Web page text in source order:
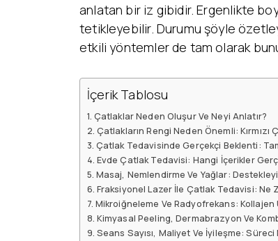
anlatan bir iz gibidir. Ergenlikte boy
tetikleyebilir. Durumu şöyle
etkili yöntemler de tam olarak
İçerik Tablosu
Çatlaklar Neden Oluşur Ve Neyi Anlatır?
Çatlakların Rengi Neden Önemli:
Çatlak Tedavisinde Gerçekçi Beklenti:
Evde Çatlak Tedavisi: Hangi İçerikler
Masaj, Nemlendirme Ve Yağlar:
Fraksiyonel Lazer İle Çatlak Tedavisi: Ne
Mikroiğneleme Ve Radyofrekans:
Kimyasal Peeling, Dermabrazyon Ve
Seans Sayısı, Maliyet Ve İyileşme: Süreci